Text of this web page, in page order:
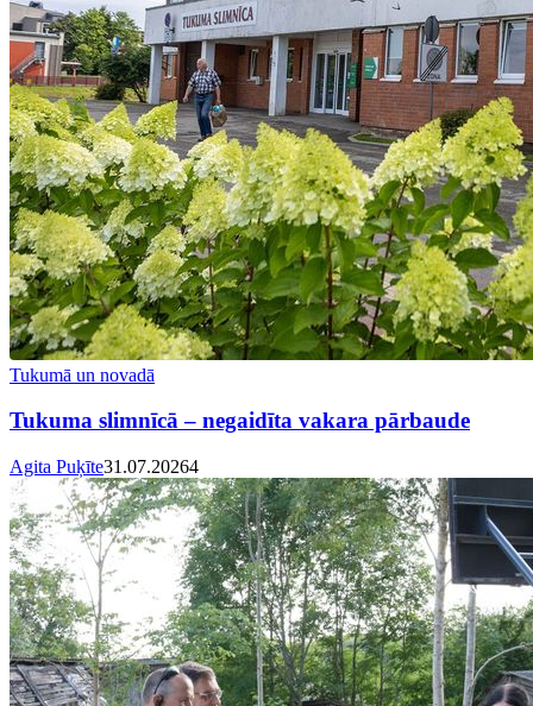
Tukumā un novadā
Tukuma slimnīcā – negaidīta vakara pārbaude
Agita Puķīte31.07.20264